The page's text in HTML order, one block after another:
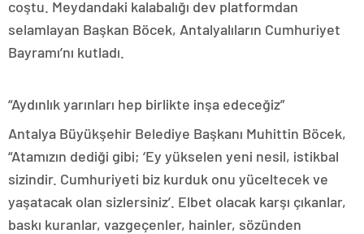
coştu. Meydandaki kalabalığı dev platformdan
selamlayan Başkan Böcek, Antalyalıların Cumhuriyet
Bayramı’nı kutladı.
“Aydınlık yarınları hep birlikte inşa edeceğiz”
Antalya Büyükşehir Belediye Başkanı Muhittin Böcek,
“Atamızın dediği gibi; ‘Ey yükselen yeni nesil, istikbal
sizindir. Cumhuriyeti biz kurduk onu yüceltecek ve
yaşatacak olan sizlersiniz’. Elbet olacak karşı çıkanlar,
baskı kuranlar, vazgeçenler, hainler, sözünden